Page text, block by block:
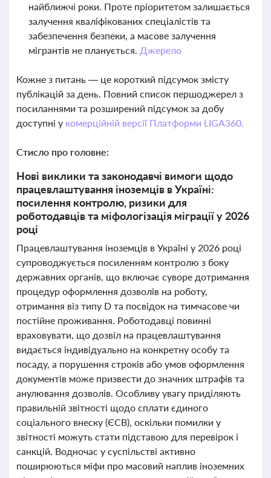
найближчі роки. Проте пріоритетом залишається
залучення кваліфікованих спеціалістів та
забезпечення безпеки, а масове залучення
мігрантів не планується. Джерело
Кожне з питань — це короткий підсумок змісту
публікацій за день. Повний список першоджерел з
посиланнями та розширений підсумок за добу
доступні у комерційній версії Платформи LIGA360.
Стисло про головне:
Нові виклики та законодавчі вимоги щодо
працевлаштування іноземців в Україні:
посилення контролю, ризики для
роботодавців та міфологізація міграції у 2026
році
Працевлаштування іноземців в Україні у 2026 році
супроводжується посиленням контролю з боку
державних органів, що включає суворе дотримання
процедур оформлення дозволів на роботу,
отримання віз типу D та посвідок на тимчасове чи
постійне проживання. Роботодавці повинні
враховувати, що дозвіл на працевлаштування
видається індивідуально на конкретну особу та
посаду, а порушення строків або умов оформлення
документів може призвести до значних штрафів та
анулювання дозволів. Особливу увагу приділяють
правильній звітності щодо сплати єдиного
соціального внеску (ЄСВ), оскільки помилки у
звітності можуть стати підставою для перевірок і
санкцій. Водночас у суспільстві активно
поширюються міфи про масовий наплив іноземних